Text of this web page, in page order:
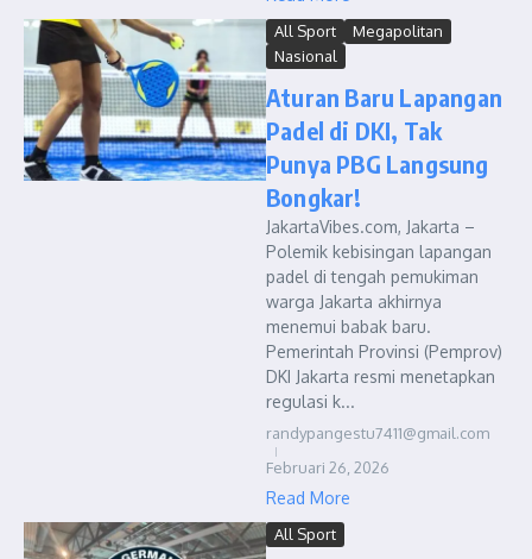
All Sport
Megapolitan
Nasional
Aturan Baru Lapangan
Padel di DKI, Tak
Punya PBG Langsung
Bongkar!
JakartaVibes.com, Jakarta –
Polemik kebisingan lapangan
padel di tengah pemukiman
warga Jakarta akhirnya
menemui babak baru.
Pemerintah Provinsi (Pemprov)
DKI Jakarta resmi menetapkan
regulasi k...
randypangestu7411@gmail.com
Februari 26, 2026
Read More
All Sport